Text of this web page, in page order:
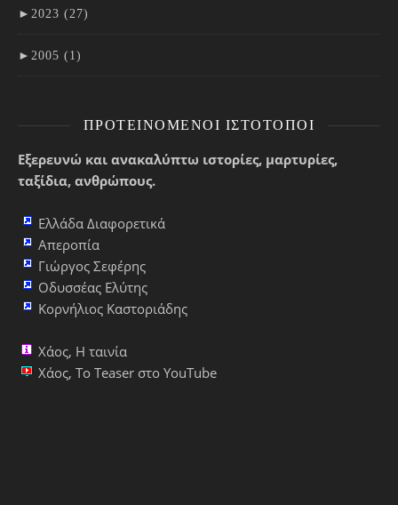
► 2023 (27)
► 2005 (1)
ΠΡΟΤΕΙΝΌΜΕΝΟΙ ΙΣΤΌΤΟΠΟΙ
Εξερευνώ και ανακαλύπτω ιστορίες, μαρτυρίες,
ταξίδια, ανθρώπους.
Ελλάδα Διαφορετικά
Απεροπία
Γιώργος Σεφέρης
Οδυσσέας Ελύτης
Κορνήλιος Καστοριάδης
Χάος, Η ταινία
Χάος, Το Teaser στο YouTube